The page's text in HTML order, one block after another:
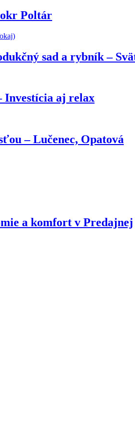
Poltár
sad a rybník –
Investícia aj relax
– Lučenec, Opatová
a komfort v Predajnej